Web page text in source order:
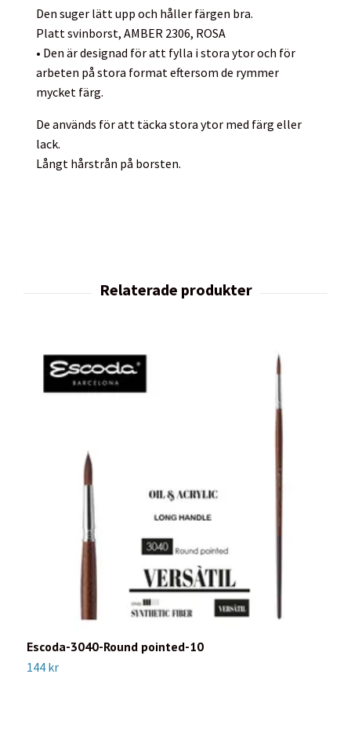
Den suger lätt upp och håller färgen bra.
Platt svinborst, AMBER 2306, ROSA
• Den är designad för att fylla i stora ytor och för
arbeten på stora format eftersom de rymmer
mycket färg.
De används för att täcka stora ytor med färg eller
lack.
Långt hårstrån på borsten.
Escoda-3040-Round pointed-10
144 kr